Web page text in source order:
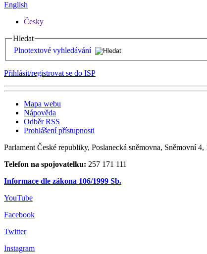
English
Česky
Hledat
Plnotextové vyhledávání
Přihlásit/registrovat se do ISP
Mapa webu
Nápověda
Odběr RSS
Prohlášení přístupnosti
Parlament České republiky, Poslanecká sněmovna, Sněmovní
Telefon na spojovatelku: 257 171 111
Informace dle zákona 106/1999 Sb.
YouTube
Facebook
Twitter
Instagram